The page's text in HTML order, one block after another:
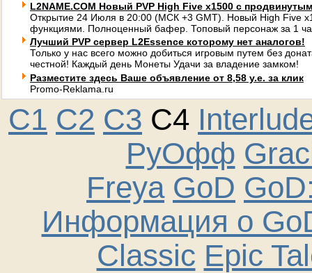
L2NAME.COM Новый PVP High Five x1500 с
Открытие 24 Июля в 20:00 (МСК +3 GMT). Новый High Five
функциями. Полноценный бафер. Топовый персонаж за 1
Лучший PVP сервер L2Essence которому нет аналогов!
Только у нас всего можно добиться игровым путем без
честной! Каждый день Монеты Удачи за владение замком!
Разместите здесь Ваше объявление от 8,58 у.е. за клик
Promo-Reklama.ru
C1 C2 C3 C4
РуОфф
Freya GoD
Информация о
Classic Epic